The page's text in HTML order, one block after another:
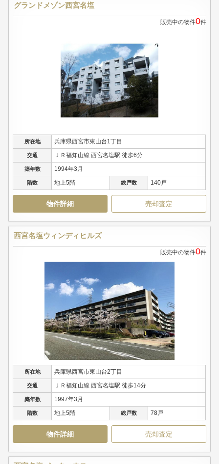
グランドメゾン西宮名塩
販売中の物件0件
所在地 兵庫県西宮市東山台1丁目
交通 ＪＲ福知山線 西宮名塩駅 徒歩6分
築年数 1994年3月
階数 地上5階 総戸数 140戸
物件詳細 売却査定
西宮名塩ウィンディヒルズ
販売中の物件0件
所在地 兵庫県西宮市東山台2丁目
交通 ＪＲ福知山線 西宮名塩駅 徒歩14分
築年数 1997年3月
階数 地上5階 総戸数 78戸
物件詳細 売却査定